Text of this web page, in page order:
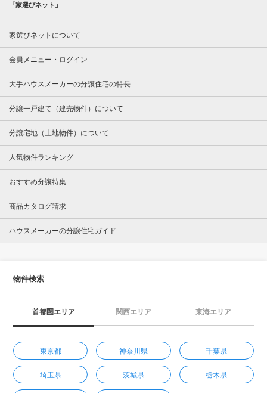
「家選びネット」
家選びネットについて
会員メニュー・ログイン
大手ハウスメーカーの分譲住宅の特長
分譲一戸建て（建売物件）について
分譲宅地（土地物件）について
人気物件ランキング
おすすめ分譲特集
商品カタログ請求
ハウスメーカーの分譲住宅ガイド
物件検索
首都圏エリア 関西エリア 東海エリア
東京都 神奈川県 千葉県
埼玉県 茨城県 栃木県